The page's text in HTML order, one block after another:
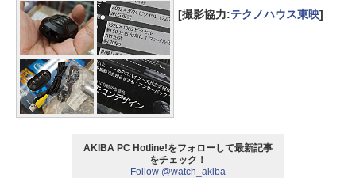
[撮影協力:テクノハウス東映]
AKIBA PC Hotline!をフォローして最新記事
をチェック！
Follow @watch_akiba